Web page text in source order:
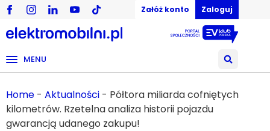
Załóż konto Zaloguj
MENU
Home - Aktualności - Półtora miliarda cofniętych
kilometrów. Rzetelna analiza historii pojazdu
gwarancją udanego zakupu!